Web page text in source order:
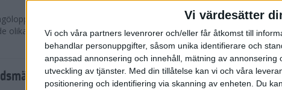
Vi värdesätter
Vi och våra partners levenrorer och/eller får åtkomst till
behandlar personuppgifter, såsom unika identifierare och
anpassad annonsering och innehåll, mätning av
utveckling av tjänster. Med din tillåtelse kan vi och våra
positionering och identifiering via skanning av enheten. Du
som avgörs den 3-4 oktober. 10 500
olika klassena. Det är hela 2 500 fler än